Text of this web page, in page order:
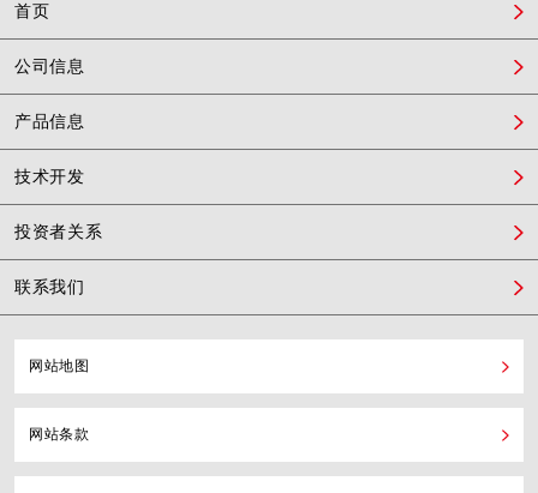
首页
公司信息
产品信息
技术开发
投资者关系
联系我们
网站地图
网站条款